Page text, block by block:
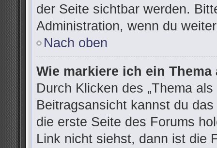
der Seite sichtbar werden.
Administration, wenn du
Nach oben
Wie markiere ich ein Thema
Durch Klicken des „Thema
Beitragsansicht kannst du
die erste Seite des Forums
Link nicht siehst, dann ist die